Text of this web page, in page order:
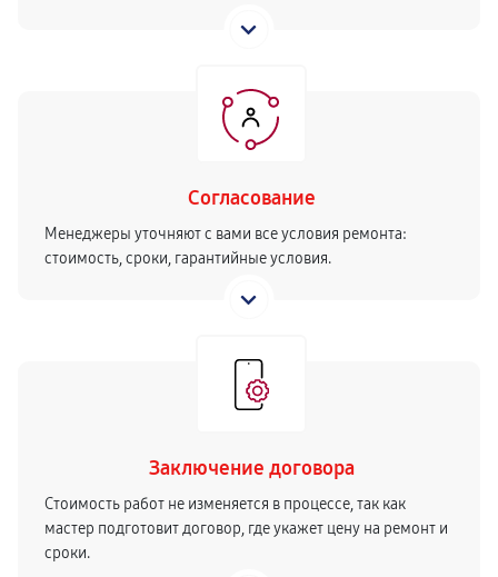
Согласование
Менеджеры уточняют с вами все условия ремонта:
стоимость, сроки, гарантийные условия.
Заключение договора
Стоимость работ не изменяется в процессе, так как
мастер подготовит договор, где укажет цену на ремонт и
сроки.